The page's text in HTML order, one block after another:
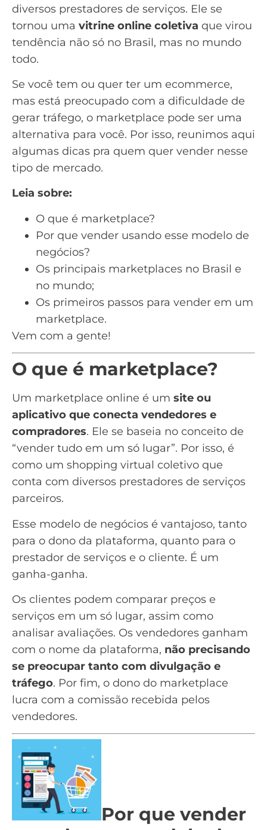
diversos prestadores de serviços. Ele se
tornou uma vitrine online coletiva que virou
tendência não só no Brasil, mas no mundo
todo.
Se você tem ou quer ter um ecommerce,
mas está preocupado com a dificuldade de
gerar tráfego, o marketplace pode ser uma
alternativa para você. Por isso, reunimos aqui
algumas dicas pra quem quer vender nesse
tipo de mercado.
Leia sobre:
O que é marketplace?
Por que vender usando esse modelo de
negócios?
Os principais marketplaces no Brasil e
no mundo;
Os primeiros passos para vender em um
marketplace.
Vem com a gente!
O que é marketplace?
Um marketplace online é um site ou
aplicativo que conecta vendedores e
compradores. Ele se baseia no conceito de
“vender tudo em um só lugar”. Por isso, é
como um shopping virtual coletivo que
conta com diversos prestadores de serviços
parceiros.
Esse modelo de negócios é vantajoso, tanto
para o dono da plataforma, quanto para o
prestador de serviços e o cliente. É um
ganha-ganha.
Os clientes podem comparar preços e
serviços em um só lugar, assim como
analisar avaliações. Os vendedores ganham
com o nome da plataforma, não precisando
se preocupar tanto com divulgação e
tráfego. Por fim, o dono do marketplace
lucra com a comissão recebida pelos
vendedores.
Por que vender